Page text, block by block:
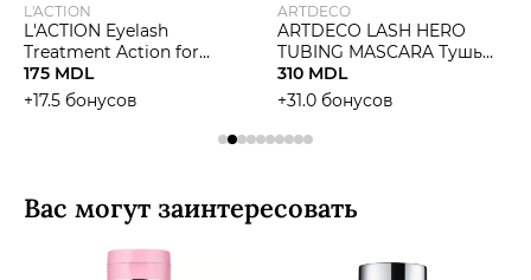
L'ACTION
L'ACTION Eyelash
Treatment Action for
Thicker and Moisturizing
Lashes
175 MDL
+17.5 бонусов
ARTDECO
ARTDECO LASH HERO
TUBING MASCARA Тушь
для ресниц
310 MDL
+31.0 бонусов
Вас могут заинтересовать